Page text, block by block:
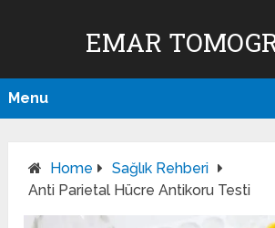
EMAR
Menu
Home
Sağlık Rehberi
Anti Parietal Hücre Antikoru Testi